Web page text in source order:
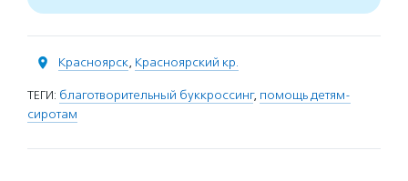
Красноярск, Красноярский кр.
ТЕГИ: благотворительный буккроссинг, помощь детям-
сиротам